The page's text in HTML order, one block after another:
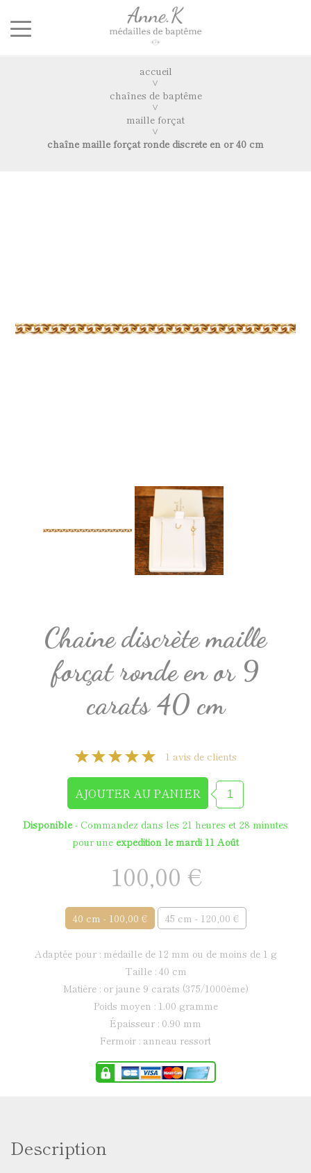
accueil
chaînes de baptême
maille forçat
chaîne maille forçat ronde discrète en or 40 cm
Chaine discrète maille
forçat ronde en or 9
carats 40 cm
1 avis de clients
Disponible- Commandez dans les 21 heures et 28 minutes
pour une expédition le mardi 11 Août
100,00 €
40 cm - 100,00 € 45 cm - 120,00 €
adaptée pour : médaille de 12 mm ou de moins de 1 g
taille : 40 cm
matière : or jaune 9 carats (375/1000ème)
poids moyen : 1.00 gramme
épaisseur : 0.90 mm
fermoir : anneau ressort
Description